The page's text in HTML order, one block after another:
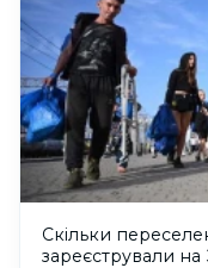
Скільки
зареєстрували на